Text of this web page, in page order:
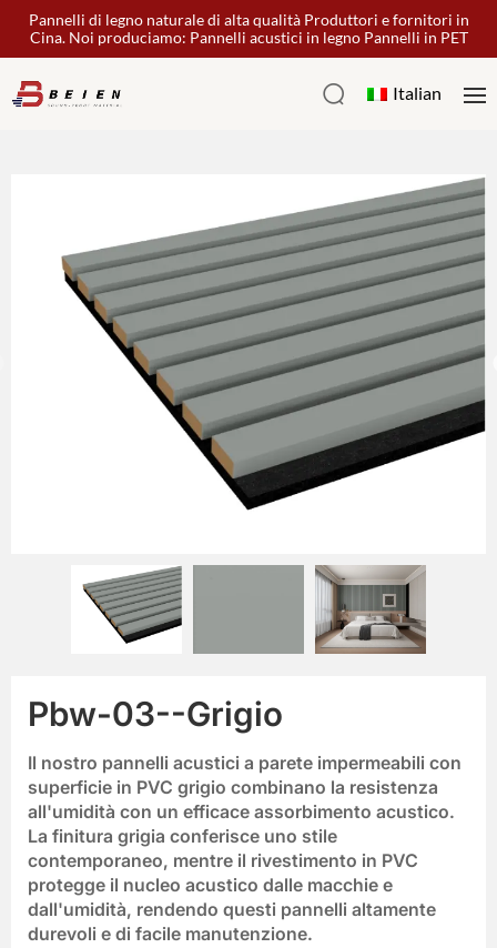
Pannelli di legno naturale di alta qualità Produttori e fornitori in
Cina. Noi produciamo: Pannelli acustici in legno Pannelli in PET
Italian
Pbw-03--Grigio
Il nostro pannelli acustici a parete impermeabili con
superficie in PVC grigio combinano la resistenza
all'umidità con un efficace assorbimento acustico.
La finitura grigia conferisce uno stile
contemporaneo, mentre il rivestimento in PVC
protegge il nucleo acustico dalle macchie e
dall'umidità, rendendo questi pannelli altamente
durevoli e di facile manutenzione.